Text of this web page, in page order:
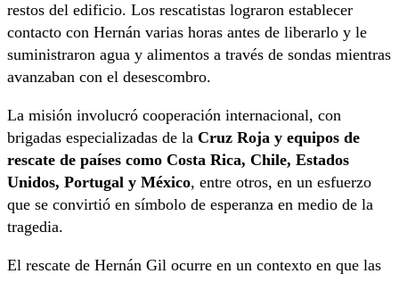
restos del edificio. Los rescatistas lograron establecer
contacto con Hernán varias horas antes de liberarlo y le
suministraron agua y alimentos a través de sondas mientras
avanzaban con el desescombro.
La misión involucró cooperación internacional, con
brigadas especializadas de la Cruz Roja y equipos de
rescate de países como Costa Rica, Chile, Estados
Unidos, Portugal y México, entre otros, en un esfuerzo
que se convirtió en símbolo de esperanza en medio de la
tragedia.
El rescate de Hernán Gil ocurre en un contexto en que las